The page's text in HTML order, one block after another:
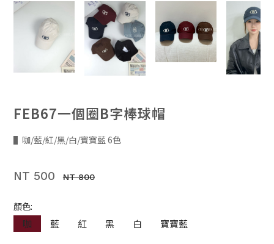
FEB67一個圈B字棒球帽
▌咖/藍/紅/黑/白/寶寶藍 6色
NT 500 NT 800
顏色:
咖
藍 紅 黑 白 寶寶藍